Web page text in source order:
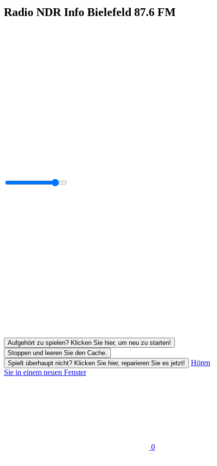
Radio NDR Info Bielefeld 87.6 FM
Aufgehört zu spielen? Klicken Sie hier, um neu zu starten!
Stoppen und leeren Sie den Cache.
Spielt überhaupt nicht? Klicken Sie hier, reparieren Sie es jetzt!
Hören
Sie in einem neuen Fenster
0